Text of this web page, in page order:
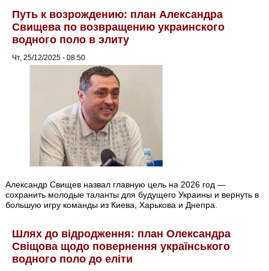
Путь к возрождению: план Александра
Свищева по возвращению украинского
водного поло в элиту
Чт, 25/12/2025 - 08:50
Александр Свищев назвал главную цель на 2026 год —
сохранить молодые таланты для будущего Украины и вернуть в
большую игру команды из Киева, Харькова и Днепра.
Шлях до відродження: план Олександра
Свіщова щодо повернення українського
водного поло до еліти